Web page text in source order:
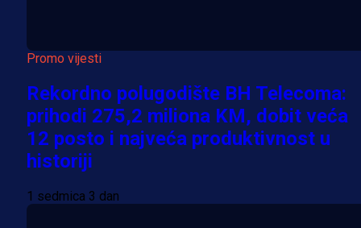
Promo vijesti
Rekordno polugodište BH Telecoma:
prihodi 275,2 miliona KM, dobit veća
12 posto i najveća produktivnost u
historiji
1 sedmica 3 dan